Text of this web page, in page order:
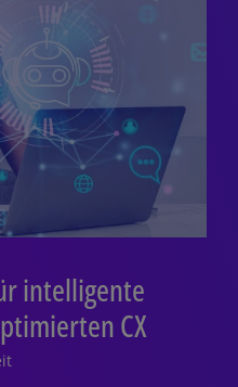
intelligente
CX